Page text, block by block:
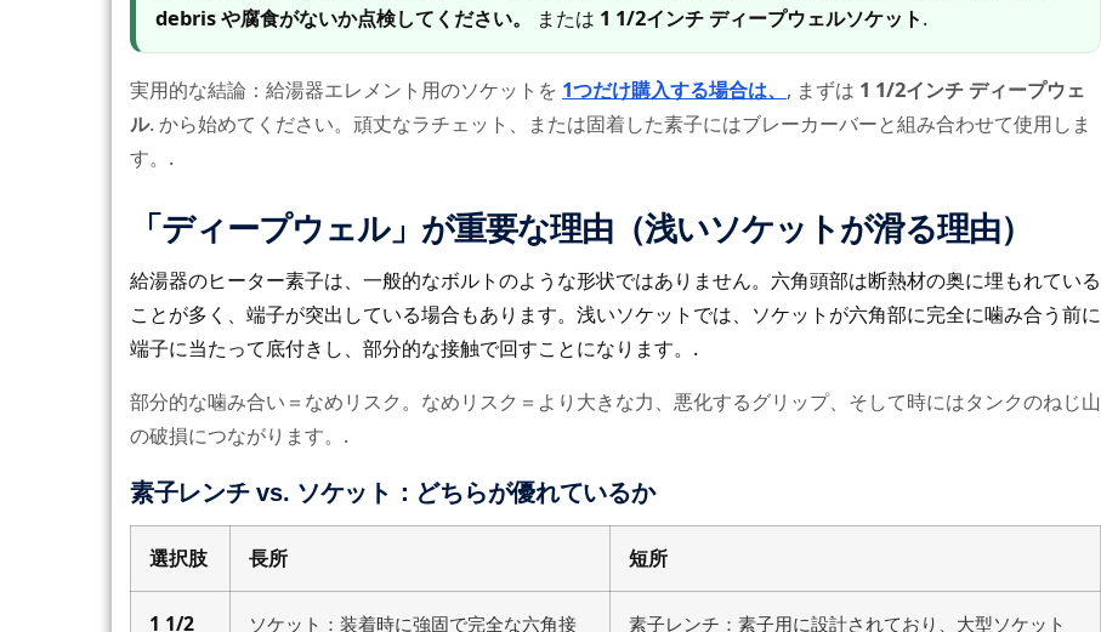
debris や腐食がないか点検してください。
または 1 1/2インチ ディープウェルソケット.
実用的な結論：給湯器エレメント用のソケットを 1つだけ購入する場合は、 , まずは 1 1/2インチ ディープウェ
ル. から始めてください。頑丈なラチェット、または固着した素子にはブレーカーバーと組み合わせて使用しま
す。.
「ディープウェル」が重要な理由（浅いソケットが滑る理由）
給湯器のヒーター素子は、一般的なボルトのような形状ではありません。六角頭部は断熱材の奥に埋もれている
ことが多く、端子が突出している場合もあります。浅いソケットでは、ソケットが六角部に完全に噛み合う前に
端子に当たって底付きし、部分的な接触で回すことになります。.
部分的な噛み合い＝なめリスク。なめリスク＝より大きな力、悪化するグリップ、そして時にはタンクのねじ山
の破損につながります。.
素子レンチ vs. ソケット：どちらが優れているか
選択肢 長所 短所
1 1/2 ソケット：装着時に強固で完全な六角接 素子レンチ：素子用に設計されており、大型ソケット